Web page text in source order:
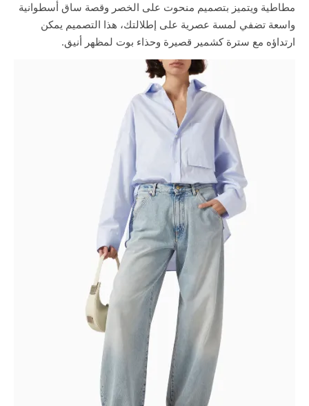
مطاطية ويتميز بتصميم منحوت على الخصر وقصة ساق أسطوانية
واسعة تضفي لمسة عصرية على إطلالتك، هذا التصميم يمكن
ارتداؤه مع سترة كشمير قصيرة وحذاء بوت لمظهر أنيق.